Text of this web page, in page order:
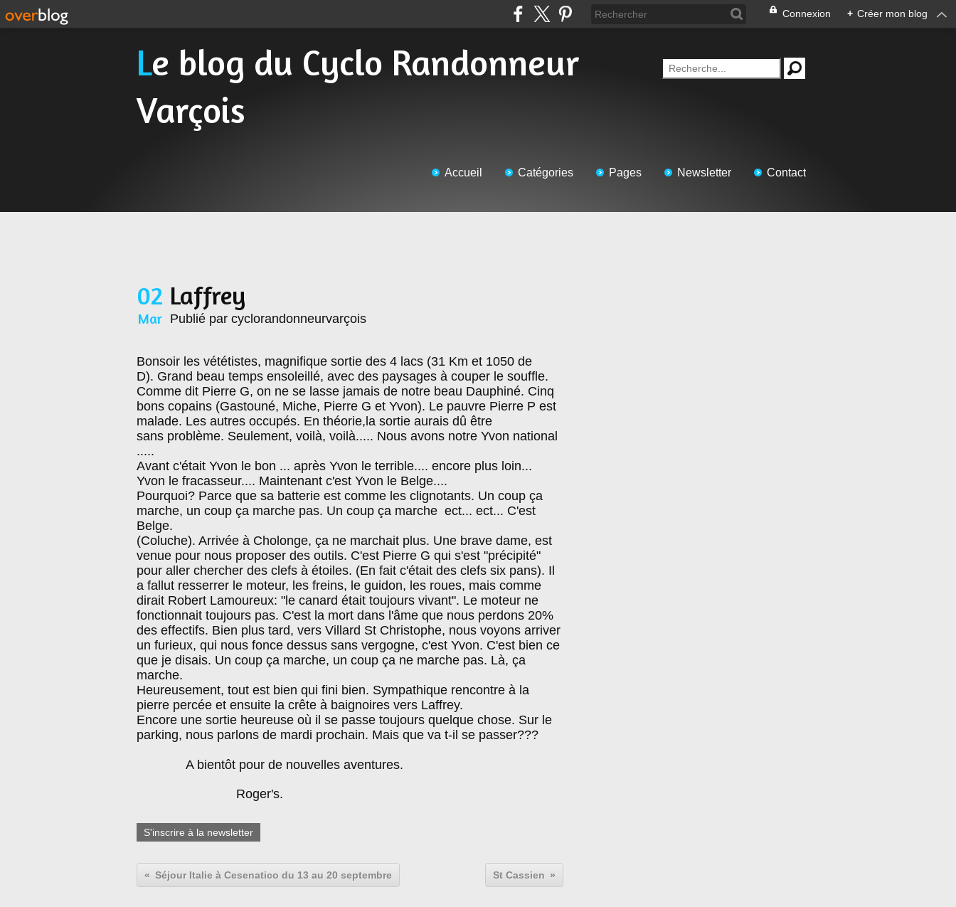
Connexion + Créer mon blog
Le blog du Cyclo Randonneur
Varçois
Accueil Catégories Pages Newsletter Contact
02
Mar
Laffrey
Publié par cyclorandonneurvarçois
Bonsoir les vététistes, magnifique sortie des 4 lacs (31 Km et 1050 de
D). Grand beau temps ensoleillé, avec des paysages à couper le souffle.
Comme dit Pierre G, on ne se lasse jamais de notre beau Dauphiné. Cinq
bons copains (Gastouné, Miche, Pierre G et Yvon). Le pauvre Pierre P est
malade. Les autres occupés. En théorie,la sortie aurais dû être
sans problème. Seulement, voilà, voilà..... Nous avons notre Yvon national
.....
Avant c'était Yvon le bon ... après Yvon le terrible.... encore plus loin...
Yvon le fracasseur.... Maintenant c'est Yvon le Belge....
Pourquoi? Parce que sa batterie est comme les clignotants. Un coup ça
marche, un coup ça marche pas. Un coup ça marche ect... ect... C'est
Belge.
(Coluche). Arrivée à Cholonge, ça ne marchait plus. Une brave dame, est
venue pour nous proposer des outils. C'est Pierre G qui s'est "précipité"
pour aller chercher des clefs à étoiles. (En fait c'était des clefs six pans). Il
a fallut resserrer le moteur, les freins, le guidon, les roues, mais comme
dirait Robert Lamoureux: "le canard était toujours vivant". Le moteur ne
fonctionnait toujours pas. C'est la mort dans l'âme que nous perdons 20%
des effectifs. Bien plus tard, vers Villard St Christophe, nous voyons arriver
un furieux, qui nous fonce dessus sans vergogne, c'est Yvon. C'est bien ce
que je disais. Un coup ça marche, un coup ça ne marche pas. Là, ça
marche.
Heureusement, tout est bien qui fini bien. Sympathique rencontre à la
pierre percée et ensuite la crête à baignoires vers Laffrey.
Encore une sortie heureuse où il se passe toujours quelque chose. Sur le
parking, nous parlons de mardi prochain. Mais que va t-il se passer???
A bientôt pour de nouvelles aventures.
Roger's.
S'inscrire à la newsletter
Séjour Italie à Cesenatico du 13 au 20 septembre St Cassien